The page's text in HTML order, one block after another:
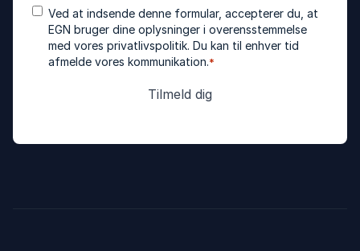
Accepter
betingelser
Ved at indsende denne formular, accepterer du, at
EGN bruger dine oplysninger i overensstemmelse
med vores privatlivspolitik. Du kan til enhver tid
afmelde vores kommunikation.*